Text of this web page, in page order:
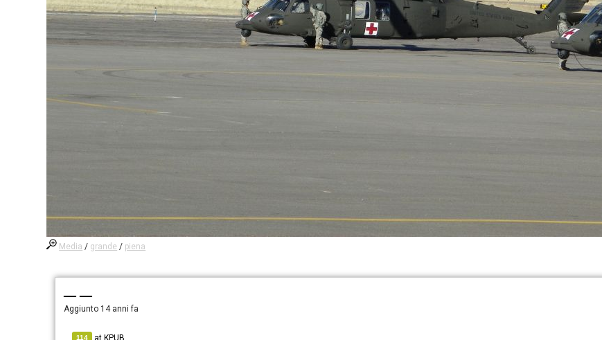
Media / grande / piena
— —
Aggiunto 14 anni fa
114 at KPUB